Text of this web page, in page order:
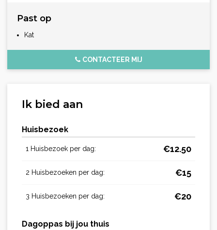
Past op
Kat
CONTACTEER MIJ
Ik bied aan
Huisbezoek
1 Huisbezoek per dag: €12.50
2 Huisbezoeken per dag: €15
3 Huisbezoeken per dag: €20
Dagoppas bij jou thuis